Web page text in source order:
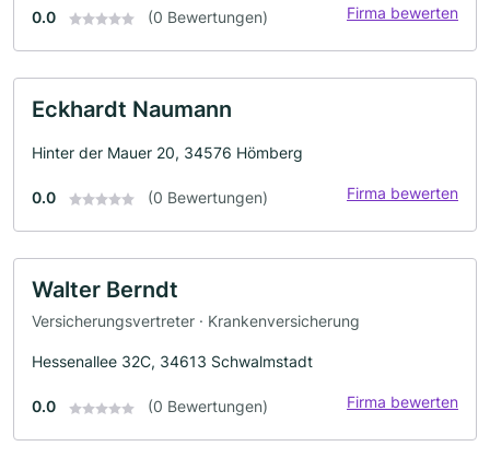
0.0 (0 Bewertungen) Firma bewerten
Eckhardt Naumann
Hinter der Mauer 20, 34576 Hömberg
0.0 (0 Bewertungen) Firma bewerten
Walter Berndt
Versicherungsvertreter · Krankenversicherung
Hessenallee 32C, 34613 Schwalmstadt
0.0 (0 Bewertungen) Firma bewerten